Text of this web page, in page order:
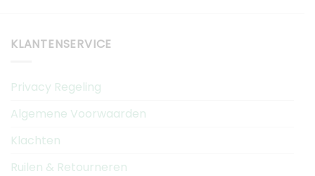
KLANTENSERVICE
Privacy Regeling
Algemene Voorwaarden
Klachten
Ruilen & Retourneren